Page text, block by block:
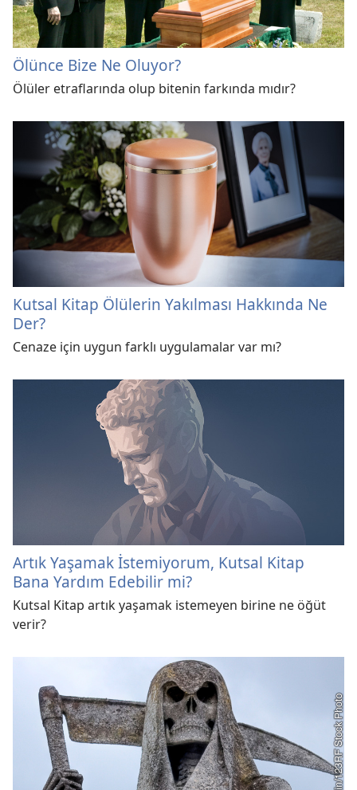
Ölünce Bize Ne Oluyor?
Ölüler etraflarında olup bitenin farkında mıdır?
Kutsal Kitap Ölülerin Yakılması Hakkında Ne
Der?
Cenaze için uygun farklı uygulamalar var mı?
Artık Yaşamak İstemiyorum, Kutsal Kitap
Bana Yardım Edebilir mi?
Kutsal Kitap artık yaşamak istemeyen birine ne öğüt
verir?